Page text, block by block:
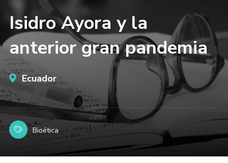
Isidro Ayora y la
anterior gran pandemia
Ecuador
Bioética